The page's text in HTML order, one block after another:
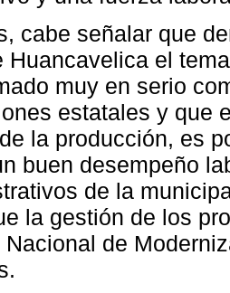
cabe señalar que
Huancavelica el
muy en serio
estatales y que
la producción, es
buen desempeño
de la
la gestión de los
Nacional de